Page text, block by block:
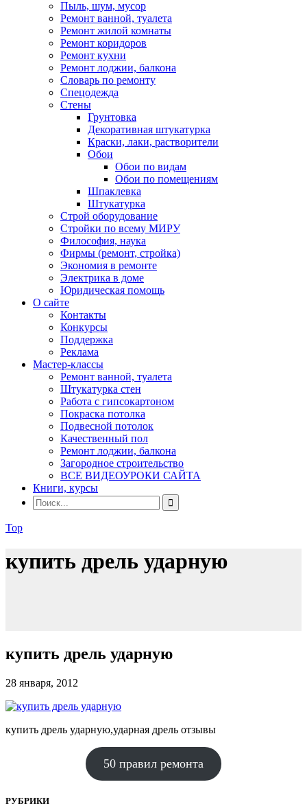
Пыль, шум, мусор
Ремонт ванной, туалета
Ремонт жилой комнаты
Ремонт коридоров
Ремонт кухни
Ремонт лоджии, балкона
Словарь по ремонту
Спецодежда
Стены
Грунтовка
Декоративная штукатурка
Краски, лаки, растворители
Обои
Обои по видам
Обои по помещениям
Шпаклевка
Штукатурка
Строй оборудование
Стройки по всему МИРУ
Философия, наука
Фирмы (ремонт, стройка)
Экономия в ремонте
Электрика в доме
Юридическая помощь
О сайте
Контакты
Конкурсы
Поддержка
Реклама
Мастер-классы
Ремонт ванной, туалета
Штукатурка стен
Работа с гипсокартоном
Покраска потолка
Подвесной потолок
Качественный пол
Ремонт лоджии, балкона
Загородное строительство
ВСЕ ВИДЕОУРОКИ САЙТА
Книги, курсы
Top
купить дрель ударную
купить дрель ударную
28 января, 2012
купить дрель ударную,ударная дрель отзывы
50 правил ремонта
РУБРИКИ